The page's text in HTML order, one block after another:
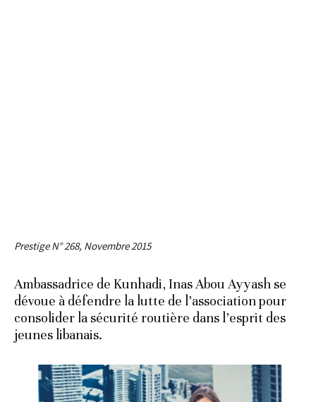
Prestige N° 268, Novembre 2015
Ambassadrice de Kunhadi, Inas Abou Ayyash se
dévoue à défendre la lutte de l’association pour
consolider la sécurité routière dans l’esprit des
jeunes libanais.